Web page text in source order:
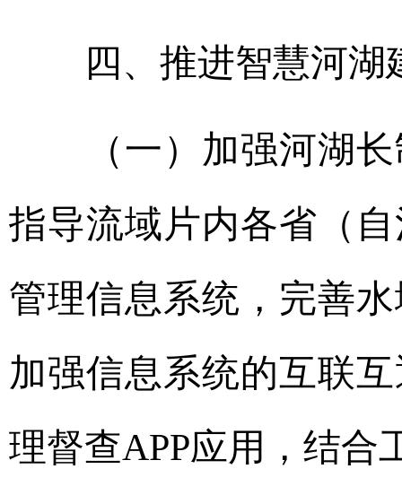
四、推进智慧河湖
（一）加强河湖长
指导流域片内各省（
管理信息系统，完善
加强信息系统的互联
理督查APP应用，结